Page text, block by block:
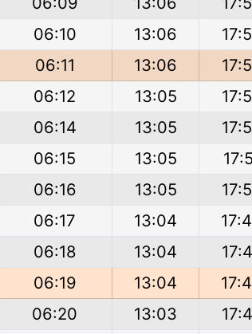
06:10 13:06
06:11 13:06
06:12 13:05
06:14 13:05
06:15 13:05
06:16 13:05
06:17 13:04
06:18 13:04
06:19 13:04
06:20 13:03